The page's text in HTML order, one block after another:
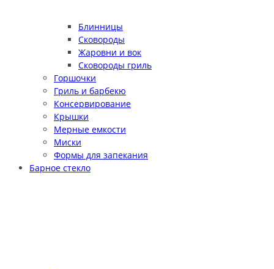
Блинницы
Сковороды
Жаровни и вок
Сковороды гриль
Горшочки
Гриль и барбекю
Консервирование
Крышки
Мерные емкости
Миски
Формы для запекания
Барное стекло